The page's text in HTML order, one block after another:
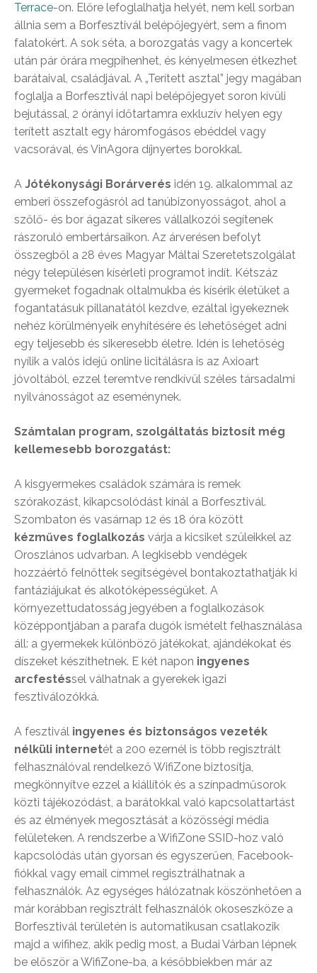
Terrace-on. Előre lefoglalhatja helyét, nem kell sorban
állnia sem a Borfesztivál belépőjegyért, sem a finom
falatokért. A sok séta, a borozgatás vagy a koncertek
után pár órára megpihenhet, és kényelmesen étkezhet
barátaival, családjával. A „Terített asztal” jegy magában
foglalja a Borfesztivál napi belépőjegyet soron kívüli
bejutással, 2 órányi időtartamra exkluzív helyen egy
terített asztalt egy háromfogásos ebéddel vagy
vacsorával, és VinAgora díjnyertes borokkal.
A Jótékonysági Borárverés idén 19. alkalommal az
emberi összefogásról ad tanúbizonyosságot, ahol a
szőlő- és bor ágazat sikeres vállalkozói segítenek
rászoruló embertársaikon. Az árverésen befolyt
összegből a 28 éves Magyar Máltai Szeretetszolgálat
négy településen kísérleti programot indít. Kétszáz
gyermeket fogadnak oltalmukba és kísérik életüket a
fogantatásuk pillanatától kezdve, ezáltal igyekeznek
nehéz körülményeik enyhítésére és lehetőséget adni
egy teljesebb és sikeresebb életre. Idén is lehetőség
nyílik a valós idejű online licitálásra is az Axioart
jóvoltából, ezzel teremtve rendkívül széles társadalmi
nyilvánosságot az eseménynek.
Számtalan program, szolgáltatás biztosít még
kellemesebb borozgatást:
A kisgyermekes családok számára is remek
szórakozást, kikapcsolódást kínál a Borfesztivál.
Szombaton és vasárnap 12 és 18 óra között
kézműves foglalkozás várja a kicsiket szüleikkel az
Oroszlános udvarban. A legkisebb vendégek
hozzáértő felnőttek segítségével bontakoztathatják ki
fantáziájukat és alkotóképességüket. A
környezettudatosság jegyében a foglalkozások
középpontjában a parafa dugók ismételt felhasználása
áll: a gyermekek különböző játékokat, ajándékokat és
díszeket készíthetnek. E két napon ingyenes
arcfestéssel válhatnak a gyerekek igazi
fesztiválozókká.
A fesztivál ingyenes és biztonságos vezeték
nélküli internetét a 200 ezernél is több regisztrált
felhasználóval rendelkező WifiZone biztosítja,
megkönnyítve ezzel a kiállítók és a színpadműsorok
közti tájékozódást, a barátokkal való kapcsolattartást
és az élmények megosztását a közösségi média
felületeken. A rendszerbe a WifiZone SSID-hoz való
kapcsolódás után gyorsan és egyszerűen, Facebook-
fiókkal vagy email címmel regisztrálhatnak a
felhasználók. Az egységes hálózatnak köszönhetően a
már korábban regisztrált felhasználók okoseszköze a
Borfesztivál területén is automatikusan csatlakozik
majd a wifihez, akik pedig most, a Budai Várban lépnek
be először a WifiZone-ba, a későbbiekben már az